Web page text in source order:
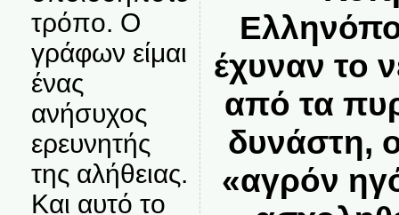
τρόπο. Ο
γράφων είμαι
ένας
ανήσυχος
ερευνητής
της αλήθειας.
Και αυτό το
έχυναν το
από τα
δυνάστη,
«αγρόν